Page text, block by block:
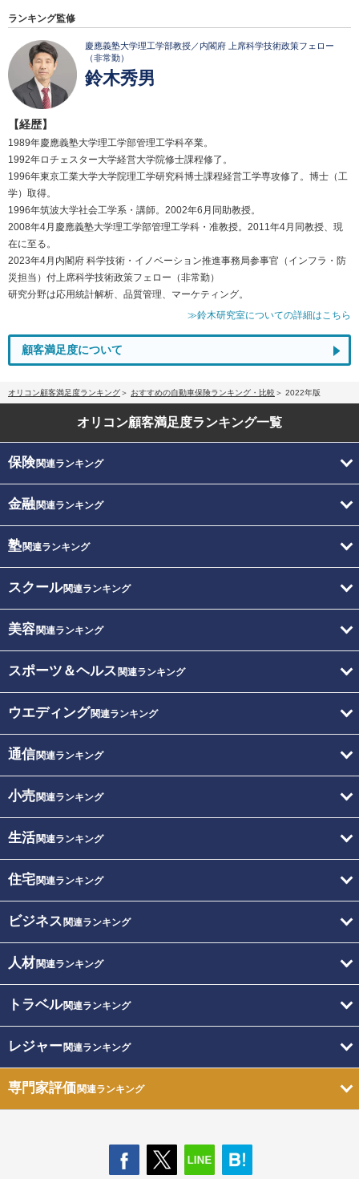
ランキング監修
慶應義塾大学理工学部教授／内閣府 上席科学技術政策フェロー
（非常勤）
鈴木秀男
【経歴】
1989年慶應義塾大学理工学部管理工学科卒業。
1992年ロチェスター大学経営大学院修士課程修了。
1996年東京工業大学大学院理工学研究科博士課程経営工学専攻修了。博士（工
学）取得。
1996年筑波大学社会工学系・講師。2002年6月同助教授。
2008年4月慶應義塾大学理工学部管理工学科・准教授。2011年4月同教授、現
在に至る。
2023年4月内閣府 科学技術・イノベーション推進事務局参事官（インフラ・防
災担当）付上席科学技術政策フェロー（非常勤）
研究分野は応用統計解析、品質管理、マーケティング。
≫鈴木研究室についての詳細はこちら
顧客満足度について
オリコン顧客満足度ランキング おすすめの自動車保険ランキング・比較 2022年版
オリコン顧客満足度ランキング一覧
保険関連ランキング
金融関連ランキング
塾関連ランキング
スクール関連ランキング
美容関連ランキング
スポーツ＆ヘルス 関連ランキング
ウエディング関連ランキング
通信関連ランキング
小売関連ランキング
生活関連ランキング
住宅関連ランキング
ビジネス 関連ランキング
人材関連ランキング
トラベル関連ランキング
レジャー関連ランキング
専門家評価関連ランキング